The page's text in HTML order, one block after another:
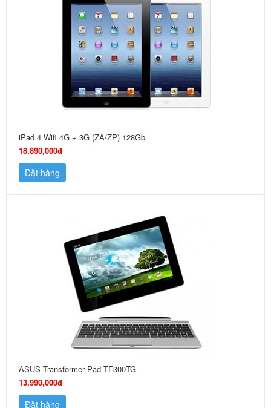
iPad 4 Wifi 4G + 3G (ZA/ZP) 128Gb
18,890,000đ
Đặt hàng
ASUS Transformer Pad TF300TG
13,990,000đ
Đặt hàng